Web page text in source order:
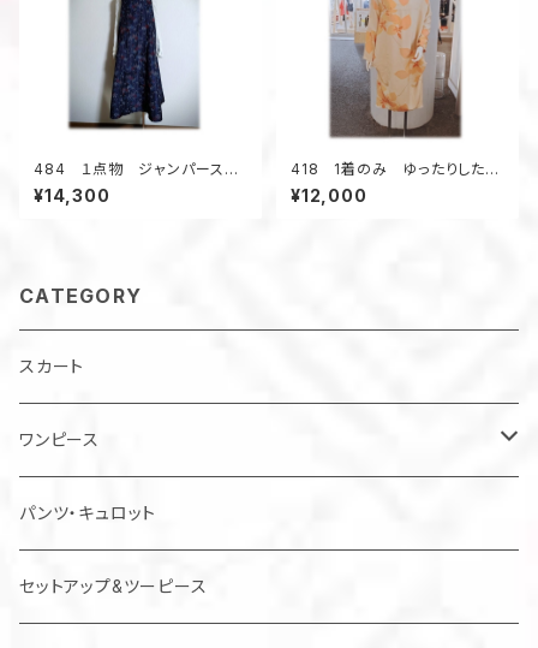
484 １点物 ジャンパースカ
ート テントラインワンピース
大島紬 花柄 小さいサイズ
¥14,300
418 1着のみ ゆったりしたワ
ンピース コクーンワンピー
ス 正絹着物リメイク シル
¥12,000
CATEGORY
スカート
ワンピース
チュニック
ジャンパースカート
パンツ・キュロット
セットアップ&ツーピース